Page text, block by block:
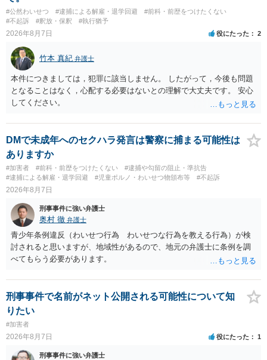
#公然わいせつ #逮捕による解雇・退学回避
#前科・前歴をつけたくない
#不起訴
#釈放・保釈 #執行猶予
2026年8月7日 役にたった 2
竹本 真紀 弁護士
本件につきましては，犯罪に該当しません。 したがって，今後も問題
となることはなく，心配する必要はないとの理解で大丈夫です。 安心
してください。
DMで未成年へのセクハラ発言は警察に捕まる可能性は
ありますか
#加害者 #前科・前歴をつけたくない
#逮捕や勾留の阻止・準抗告
#逮捕による解雇・退学回避
#児童ポルノ・わいせつ物頒布等 #不起訴
2026年8月7日
刑事事件に強い弁護士
奥村 徹 弁護士
青少年条例違反（わいせつ行為 わいせつな行為を教える行為）が検
討されると思いますが、地域性があるので、地元の弁護士に条例を調
べてもらう必要があります。
刑事事件で名前がネット公開される可能性について知
りたい
#加害者
2026年8月7日 役にたった 1
刑事事件に強い弁護士